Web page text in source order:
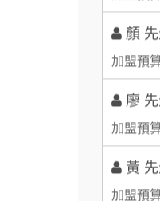
8 呷
9
10
顏
加盟預
廖
加盟預
黃
加盟預
自助
(台中
日十。
拾鑶火
全家加